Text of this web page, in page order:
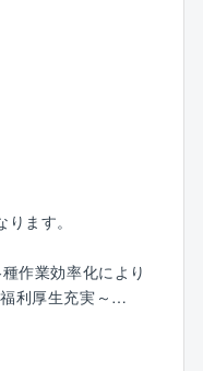
時間外の対応がほ
るため夜間や休日
ですと、対応しき
や休日に対応しな
応も当番の方が対
ざいません。
明けの次の日はお
能です。
サポートいただけ
ます。
作業効率化により
利厚生充実～